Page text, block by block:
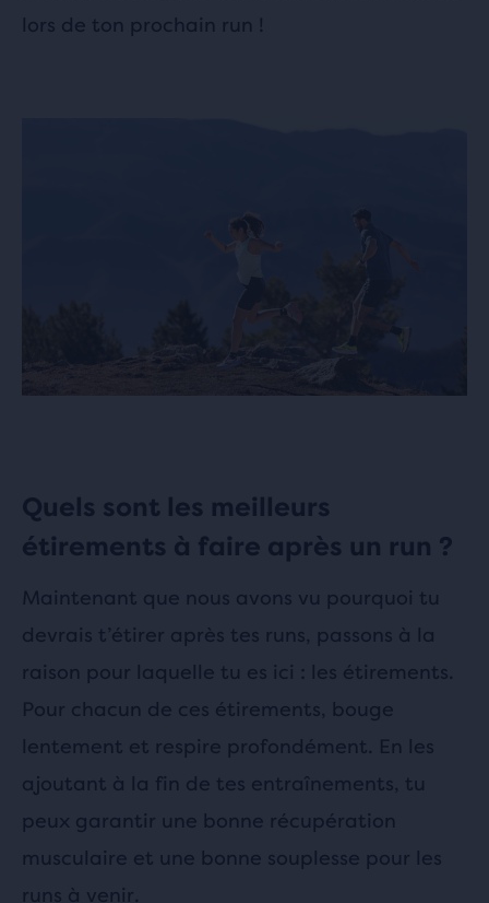
lors de ton prochain run !
Quels sont les meilleurs
étirements à faire après un run ?
Maintenant que nous avons vu pourquoi tu
devrais t’étirer après tes runs, passons à la
raison pour laquelle tu es ici : les étirements.
Pour chacun de ces étirements, bouge
lentement et respire profondément. En les
ajoutant à la fin de tes entraînements, tu
peux garantir une bonne récupération
musculaire et une bonne souplesse pour les
runs à venir.